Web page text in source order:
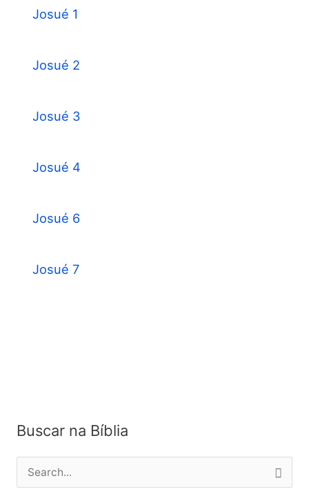
Josué 1
Josué 2
Josué 3
Josué 4
Josué 6
Josué 7
Buscar na Bíblia
e